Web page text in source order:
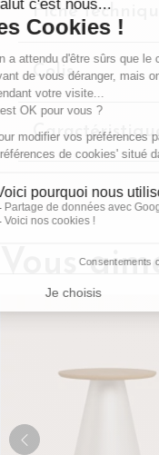
Fiche technique
Colis
Vous